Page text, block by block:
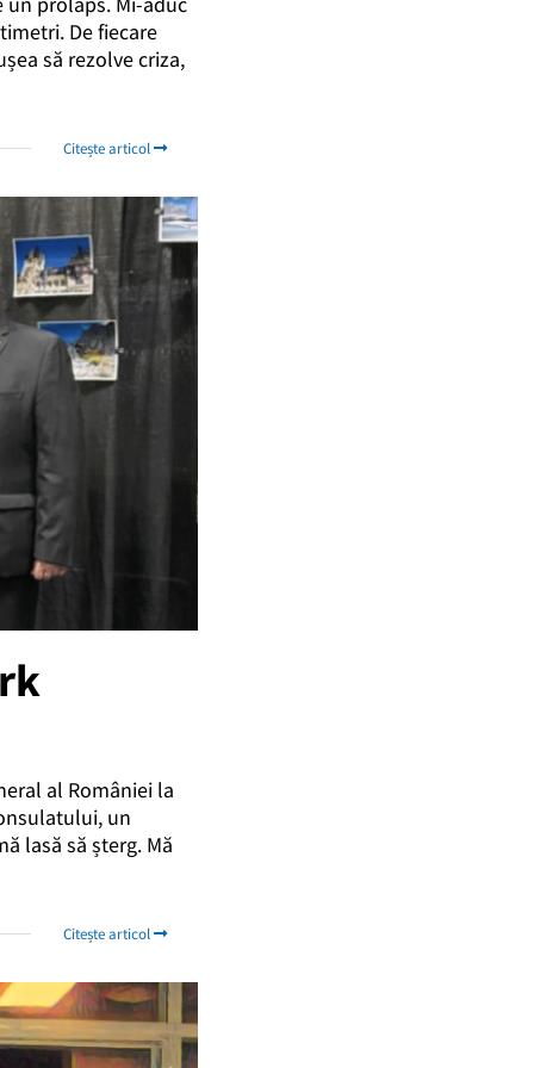
De fiecare
să rezolve criza,
Citește articol
al României la
un
lasă să șterg. Mă
Citește articol